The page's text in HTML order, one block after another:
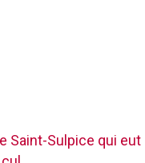
Saint-Sulpice qui eut